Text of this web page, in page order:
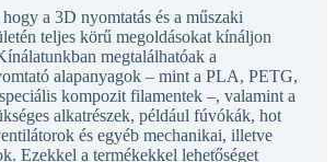
a 3D nyomtatás és a műszaki
teljes körű megoldásokat kínáljon
megtalálhatóak a
alapanyagok – mint a PLA, PETG,
kompozit filamentek –, valamint a
alkatrészek, például fúvókák, hot
és egyéb mechanikai, illetve
Ezekkel a termékekkel lehetőséget